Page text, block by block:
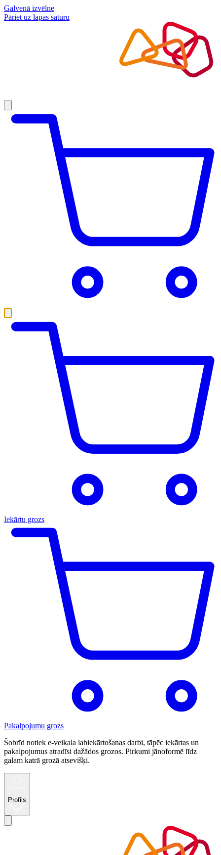
Galvenā izvēlne
Pāriet uz lapas saturu
Iekārtu grozs
Pakalpojumu grozs
Šobrīd notiek e-veikala labiekārtošanas darbi, tāpēc iekārtas un
pakalpojumus atradīsi dažādos grozos. Pirkumi jānoformē līdz
galam katrā grozā atsevišķi.
Profils